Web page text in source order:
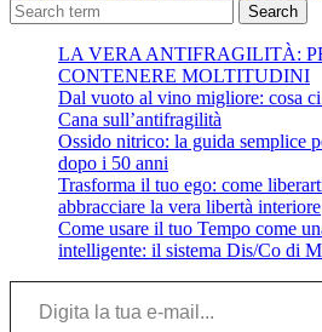
Search
LA VERA ANTIFRAGILITÀ:
CONTENERE MOLTITUDINI
Dal vuoto al vino migliore: cosa
Cana sull’antifragilità
Ossido nitrico: la guida semplice
dopo i 50 anni
Trasforma il tuo ego: come
abbracciare la vera libertà interiore
Come usare il tuo Tempo come
intelligente: il sistema Dis/Co di
Digita la tua e-mail...